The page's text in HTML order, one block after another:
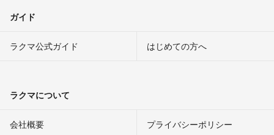
ガイド
ラクマ公式ガイド はじめての方へ
ラクマについて
会社概要 プライバシーポリシー